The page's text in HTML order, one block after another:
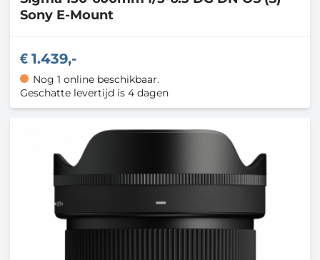
Sony E-Mount
1.439,-
Nog 1 online beschikbaar.
Geschatte levertijd is 4 dagen